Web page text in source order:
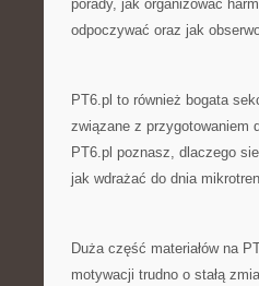
porady, jak organizować
odpoczywać oraz jak
PT6.pl to również bogata
związane z przygotowaniem
PT6.pl poznasz, dlaczego
jak wdrażać do dnia
Duża część materiałów na
motywacji trudno o stałą